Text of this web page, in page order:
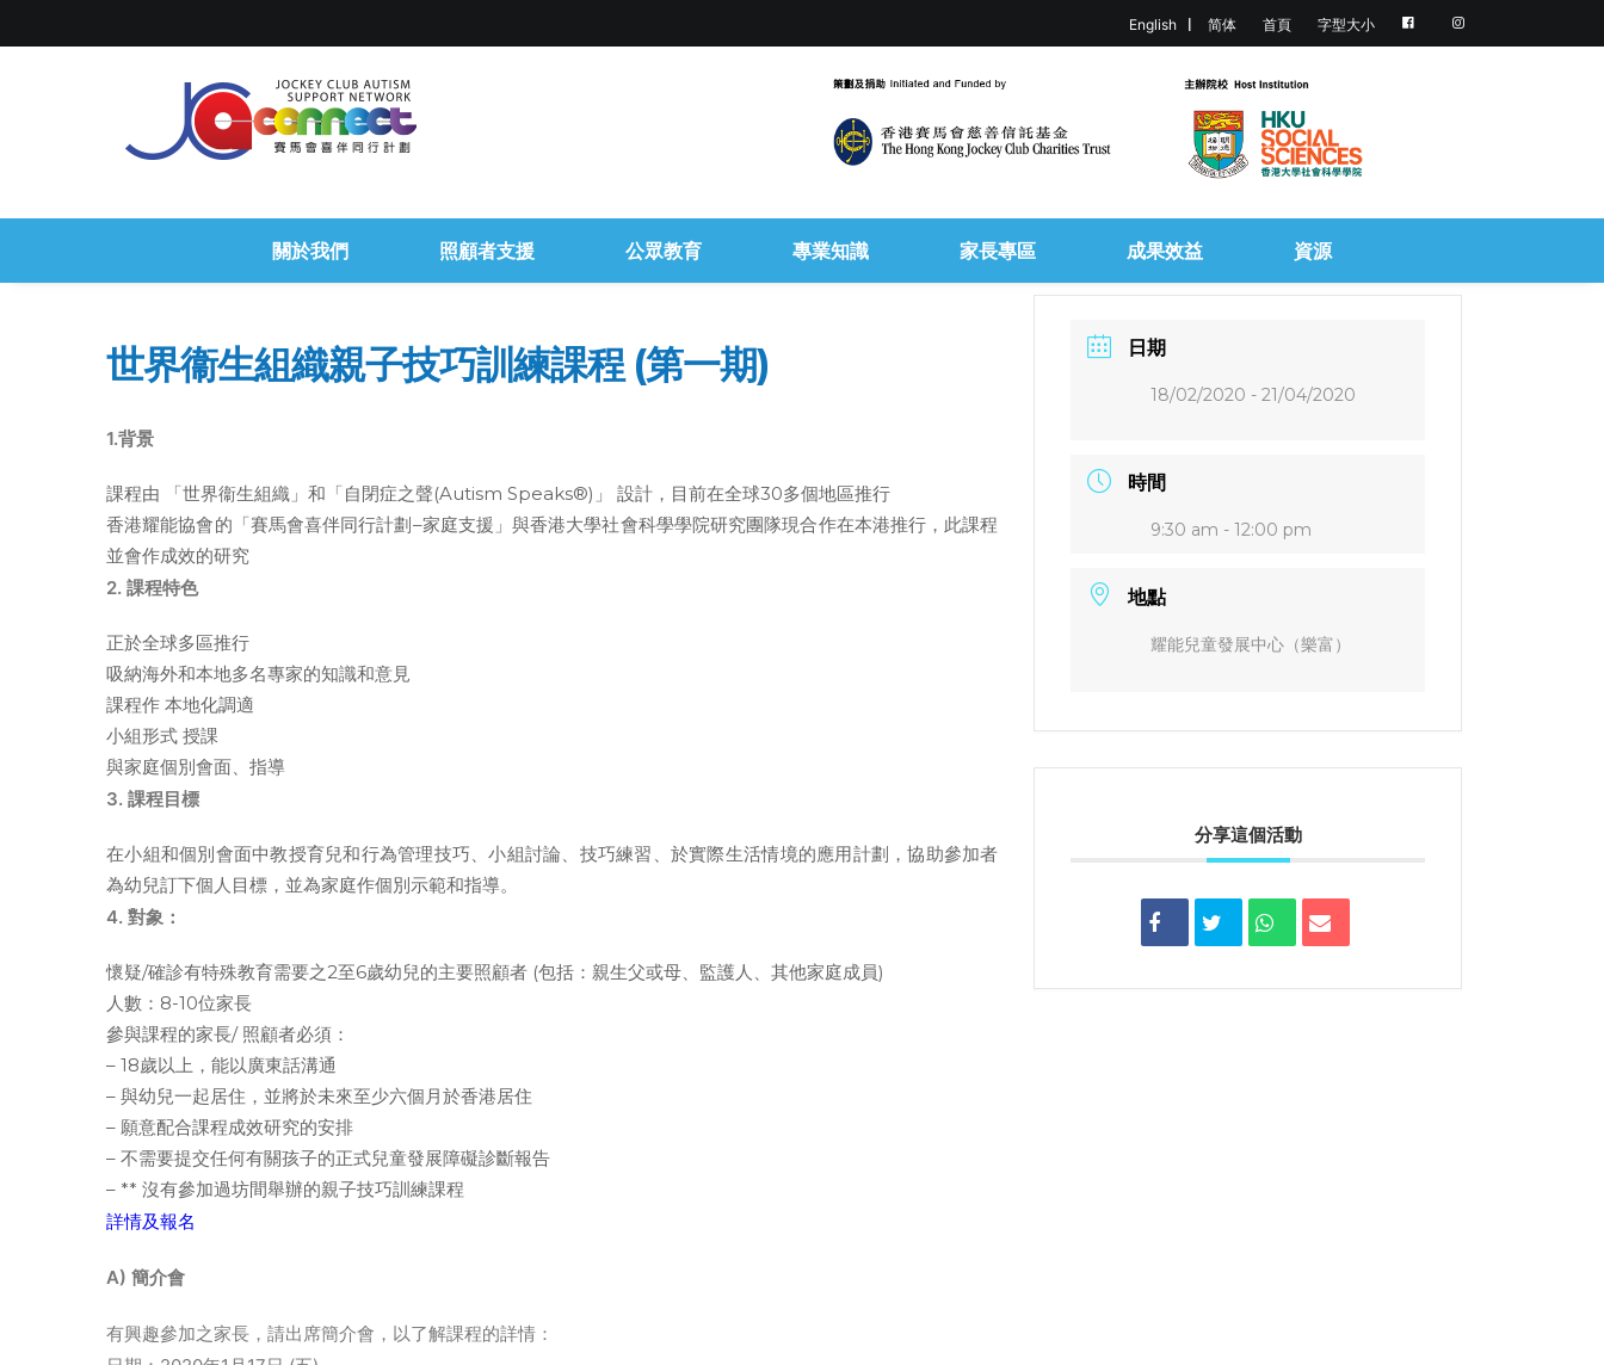
English 简体 首頁 字型大小
關於我們 照顧者支援 公眾教育 專業知識 家長專區 成果效益 資源
世界衞生組織親子技巧訓練課程 (第一期)
1.背景
課程由 「世界衞生組織」和「自閉症之聲(Autism Speaks®)」 設計，目前在全球30多個地區推行
香港耀能協會的「賽馬會喜伴同行計劃–家庭支援」與香港大學社會科學學院研究團隊現合作在本港推行，此課程
並會作成效的研究
2. 課程特色
正於全球多區推行
吸納海外和本地多名專家的知識和意見
課程作 本地化調適
小組形式 授課
與家庭個別會面、指導
3. 課程目標
在小組和個別會面中教授育兒和行為管理技巧、小組討論、技巧練習、於實際生活情境的應用計劃，協助參加者
為幼兒訂下個人目標，並為家庭作個別示範和指導。
4. 對象：
懷疑/確診有特殊教育需要之2至6歲幼兒的主要照顧者 (包括：親生父或母、監護人、其他家庭成員)
人數：8-10位家長
參與課程的家長/ 照顧者必須：
– 18歲以上，能以廣東話溝通
– 與幼兒一起居住，並將於未來至少六個月於香港居住
– 願意配合課程成效研究的安排
– 不需要提交任何有關孩子的正式兒童發展障礙診斷報告
– ** 沒有參加過坊間舉辦的親子技巧訓練課程
詳情及報名
A) 簡介會
有興趣參加之家長，請出席簡介會，以了解課程的詳情：
日期
18/02/2020 - 21/04/2020
時間
9:30 am - 12:00 pm
地點
耀能兒童發展中心（樂富）
分享這個活動